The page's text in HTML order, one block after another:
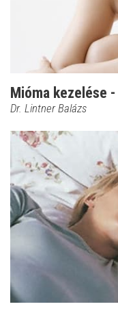
Mióma kezelése
Dr. Lintner Balázs